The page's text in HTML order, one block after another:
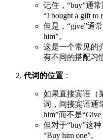
记住，“buy”通
“I bought a gift to
但是，“give”通
him”。
这是一个常见的
有不同的搭配习
代词的位置 ：
如果直接宾语（
词，间接宾语通
him”而不是“Give
但对于“buy”这
“Buy him one”。